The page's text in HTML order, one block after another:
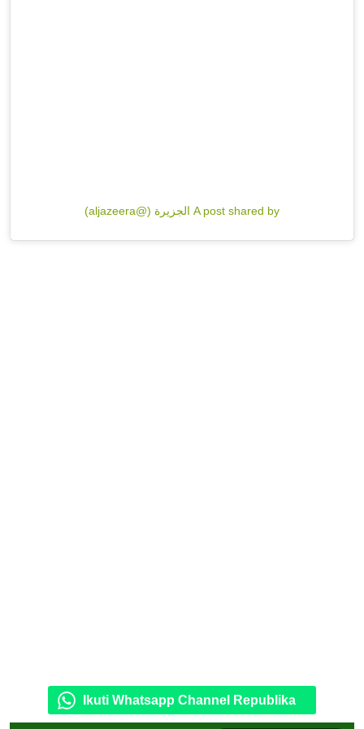
A post shared by الجزيرة (@aljazeera)
Ikuti Whatsapp Channel Republika